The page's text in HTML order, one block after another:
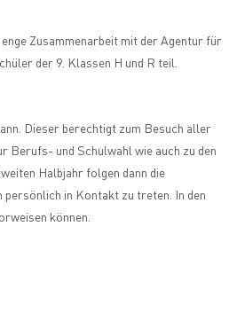
Zusammenarbeit mit der Agentur für
der 9. Klassen H und R teil.
Dieser berechtigt zum Besuch aller
Berufs- und Schulwahl wie auch zu den
Halbjahr folgen dann die
in Kontakt zu treten. In den
können.